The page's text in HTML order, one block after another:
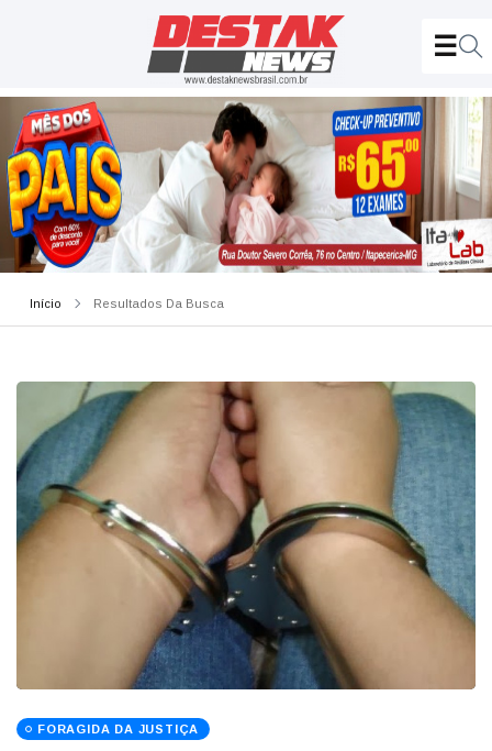
Início Resultados Da Busca
FORAGIDA DA JUSTIÇA